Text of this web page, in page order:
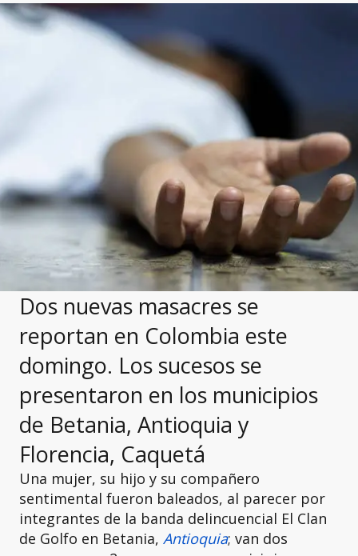
Dos nuevas masacres se
reportan en Colombia este
domingo. Los sucesos se
presentaron en los municipios
de Betania, Antioquia y
Florencia, Caquetá
Una mujer, su hijo y su compañero
sentimental fueron baleados, al parecer por
integrantes de la banda delincuencial El Clan
de Golfo en Betania, Antioquia; van dos